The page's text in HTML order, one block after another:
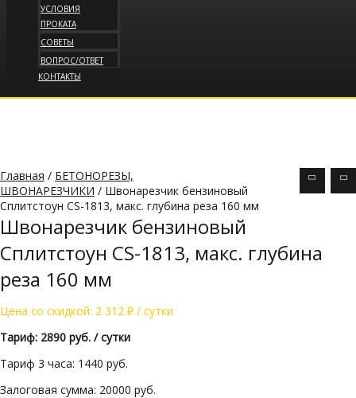
УСЛОВИЯ
ПРОКАТА
СОВЕТЫ
ВОПРОС/ОТВЕТ
КОНТАКТЫ
Главная / БЕТОНОРЕЗЫ,
ШВОНАРЕЗЧИКИ / Швонарезчик бензиновый
Сплитстоун CS-1813, макс. глубина реза 160 мм
Швонарезчик бензиновый
Сплитстоун CS-1813, макс. глубина
реза 160 мм
Цена со скидкой: 2 312 ₽ / сутки
Тариф: 2890 руб. / сутки
Тариф 3 часа: 1440 руб.
Залоговая сумма: 20000 руб.